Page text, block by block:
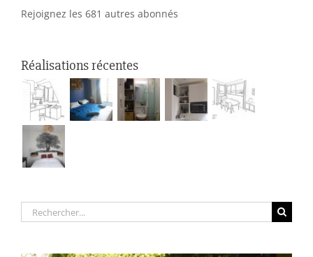
Rejoignez les 681 autres abonnés
Réalisations récentes
Rechercher: